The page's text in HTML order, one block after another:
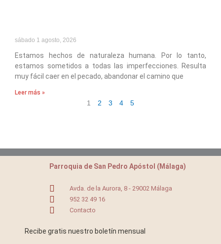
sábado 1 agosto, 2026
Estamos hechos de naturaleza humana. Por lo tanto,
estamos sometidos a todas las imperfecciones. Resulta
muy fácil caer en el pecado, abandonar el camino que
Leer más »
1 2 3 4 5
Parroquia de San Pedro Apóstol (Málaga)
Avda. de la Aurora, 8 - 29002 Málaga
952 32 49 16
Contacto
Recibe gratis nuestro boletín mensual